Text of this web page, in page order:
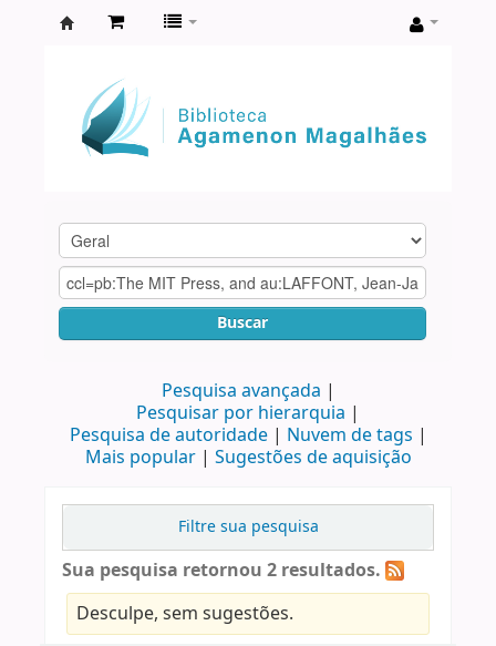
Agamenon
Magalhães
Buscar
Pesquisa avançada
Pesquisar por hierarquia
Pesquisa de autoridade
Nuvem de tags
Mais popular
Sugestões de aquisição
Filtre sua pesquisa
Sua pesquisa retornou 2 resultados.
Desculpe, sem sugestões.